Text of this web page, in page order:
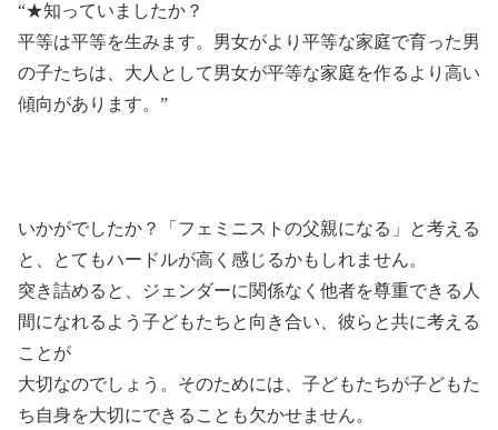
“★知っていましたか？
平等は平等を生みます。男女がより平等な家庭で育った男
の子たちは、大人として男女が平等な家庭を作るより高い
傾向があります。”
いかがでしたか？「フェミニストの父親になる」と考える
と、とてもハードルが高く感じるかもしれません。
突き詰めると、ジェンダーに関係なく他者を尊重できる人
間になれるよう子どもたちと向き合い、彼らと共に考える
ことが
大切なのでしょう。そのためには、子どもたちが子どもた
ち自身を大切にできることも欠かせません。